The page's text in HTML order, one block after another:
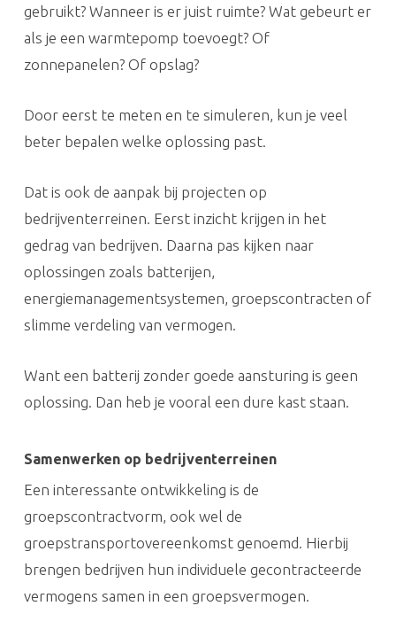
gebruikt? Wanneer is er juist ruimte? Wat gebeurt er
als je een warmtepomp toevoegt? Of
zonnepanelen? Of opslag?
Door eerst te meten en te simuleren, kun je veel
beter bepalen welke oplossing past.
Dat is ook de aanpak bij projecten op
bedrijventerreinen. Eerst inzicht krijgen in het
gedrag van bedrijven. Daarna pas kijken naar
oplossingen zoals batterijen,
energiemanagementsystemen, groepscontracten of
slimme verdeling van vermogen.
Want een batterij zonder goede aansturing is geen
oplossing. Dan heb je vooral een dure kast staan.
Samenwerken op bedrijventerreinen
Een interessante ontwikkeling is de
groepscontractvorm, ook wel de
groepstransportovereenkomst genoemd. Hierbij
brengen bedrijven hun individuele gecontracteerde
vermogens samen in een groepsvermogen.